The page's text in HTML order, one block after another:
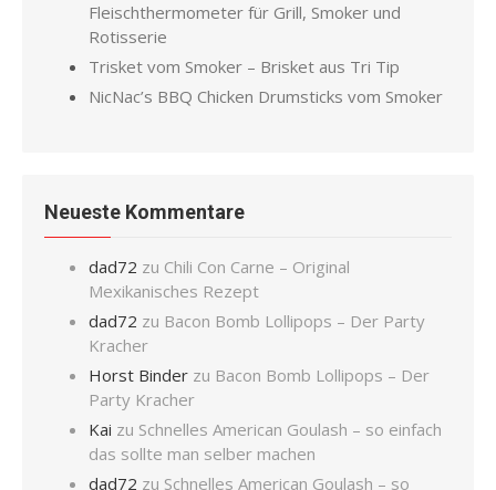
Fleischthermometer für Grill, Smoker und
Rotisserie
Trisket vom Smoker – Brisket aus Tri Tip
NicNac’s BBQ Chicken Drumsticks vom Smoker
Neueste Kommentare
dad72 zu Chili Con Carne – Original
Mexikanisches Rezept
dad72 zu Bacon Bomb Lollipops – Der Party
Kracher
Horst Binder zu Bacon Bomb Lollipops – Der
Party Kracher
Kai zu Schnelles American Goulash – so einfach
das sollte man selber machen
dad72 zu Schnelles American Goulash – so